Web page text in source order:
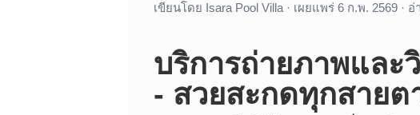
เขียนโดย Isara Pool Villa · เผยแพร่ 6 ก.พ. 2569 · อ่
บริการถ่ายภาพและ
- สวยสะกดทุกสายต